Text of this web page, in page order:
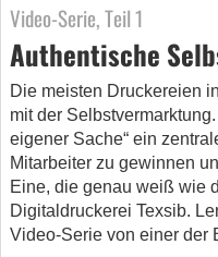
Video-Serie, Teil 1
Authentische
Die meisten Druckereien
mit der
eigener Sache“ ein
Mitarbeiter zu gewinnen
Eine, die genau weiß wie
Digitaldruckerei Texsib.
Video-Serie von einer